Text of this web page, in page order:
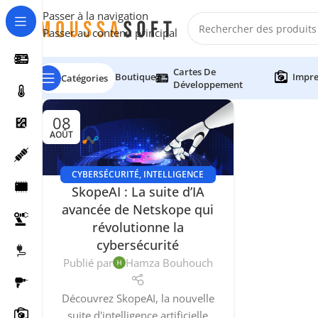
Passer à la navigation
Passer au contenu principal
Catégories Boutique
Cartes De
Développement
08
AOÛT
CYBERSÉCURITÉ, INTELLIGENCE
ARTIFICIELLE (IA)
SkopeAI : La suite d’IA
avancée de Netskope qui
révolutionne la
cybersécurité
Publié par Hamza Bouhouch
Découvrez SkopeAI, la nouvelle